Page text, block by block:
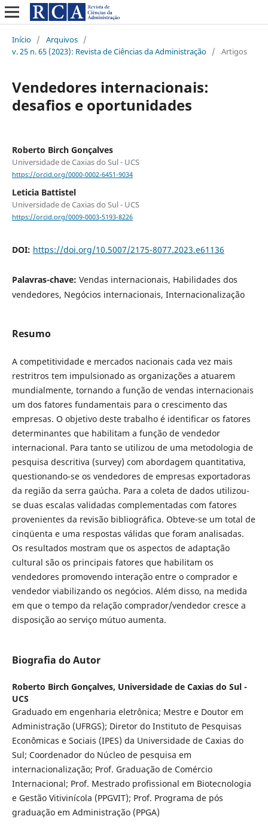
Início / Arquivos /
v. 25 n. 65 (2023): Revista de Ciências da Administração / Artigos
Vendedores internacionais:
desafios e oportunidades
Roberto Birch Gonçalves
Universidade de Caxias do Sul - UCS
https://orcid.org/0000-0002-6451-9034
Leticia Battistel
Universidade de Caxias do Sul - UCS
https://orcid.org/0009-0003-5193-8226
DOI: https://doi.org/10.5007/2175-8077.2023.e61136
Palavras-chave: Vendas internacionais, Habilidades dos
vendedores, Negócios internacionais, Internacionalização
Resumo
A competitividade e mercados nacionais cada vez mais
restritros tem impulsionado as organizações a atuarem
mundialmente, tornando a função de vendas internacionais
um dos fatores fundamentais para o crescimento das
empresas. O objetivo deste trabalho é identificar os fatores
determinantes que habilitam a função de vendedor
internacional. Para tanto se utilizou de uma metodologia de
pesquisa descritiva (survey) com abordagem quantitativa,
questionando-se os vendedores de empresas exportadoras
da região da serra gaúcha. Para a coleta de dados utilizou-
se duas escalas validadas complementadas com fatores
provenientes da revisão bibliográfica. Obteve-se um total de
cinqüenta e uma respostas válidas que foram analisadas.
Os resultados mostram que os aspectos de adaptação
cultural são os principais fatores que habilitam os
vendedores promovendo interação entre o comprador e
vendedor viabilizando os negócios. Além disso, na medida
em que o tempo da relação comprador/vendedor cresce a
disposição ao serviço mútuo aumenta.
Biografia do Autor
Roberto Birch Gonçalves, Universidade de Caxias do Sul -
UCS
Graduado em engenharia eletrônica; Mestre e Doutor em
Administração (UFRGS); Diretor do Instituto de Pesquisas
Econômicas e Sociais (IPES) da Universidade de Caxias do
Sul; Coordenador do Núcleo de pesquisa em
internacionalização; Prof. Graduação de Comércio
Internacional; Prof. Mestrado profissional em Biotecnologia
e Gestão Vitivinícola (PPGVIT); Prof. Programa de pós
graduação em Administração (PPGA)